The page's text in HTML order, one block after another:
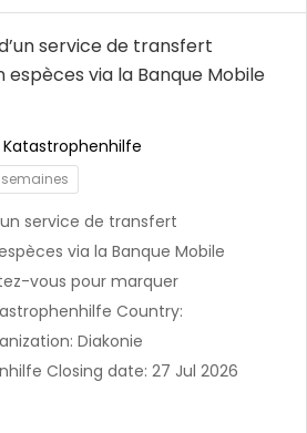
service de transfert
espèces via la Banque Mobile
Katastrophenhilfe
semaines
service de transfert
via la Banque Mobile
vous pour marquer
Country:
Diakonie
Closing date: 27 Jul 2026